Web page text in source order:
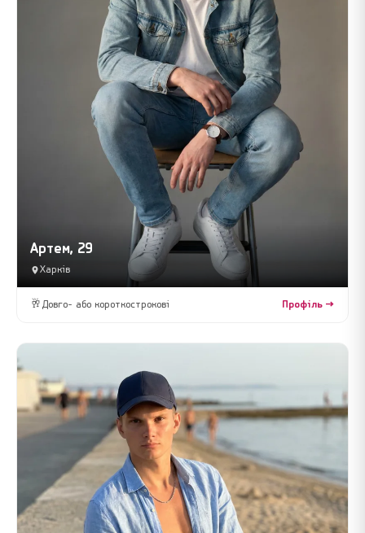
Артем, 29
Харків
🥂 Довго- або короткострокові Профіль →